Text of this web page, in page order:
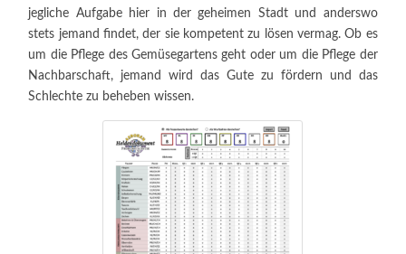
jegliche Aufgabe hier in der geheimen Stadt und anderswo
stets jemand findet, der sie kompetent zu lösen vermag. Ob es
um die Pflege des Gemüsegartens geht oder um die Pflege der
Nachbarschaft, jemand wird das Gute zu fördern und das
Schlechte zu beheben wissen.